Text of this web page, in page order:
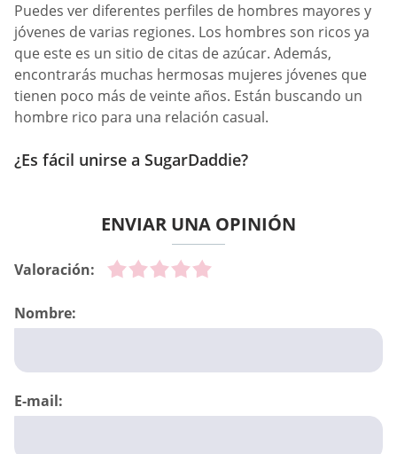
Puedes ver diferentes perfiles de hombres mayores y
jóvenes de varias regiones. Los hombres son ricos ya
que este es un sitio de citas de azúcar. Además,
encontrarás muchas hermosas mujeres jóvenes que
tienen poco más de veinte años. Están buscando un
hombre rico para una relación casual.
¿Es fácil unirse a SugarDaddie?
ENVIAR UNA OPINIÓN
Valoración:
Nombre:
E-mail: